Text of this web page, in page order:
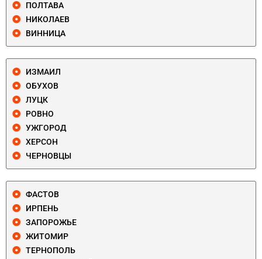
ПОЛТАВА
НИКОЛАЕВ
ВИННИЦА
ИЗМАИЛ
ОБУХОВ
ЛУЦК
РОВНО
УЖГОРОД
ХЕРСОН
ЧЕРНОВЦЫ
ФАСТОВ
ИРПЕНЬ
ЗАПОРОЖЬЕ
ЖИТОМИР
ТЕРНОПОЛЬ